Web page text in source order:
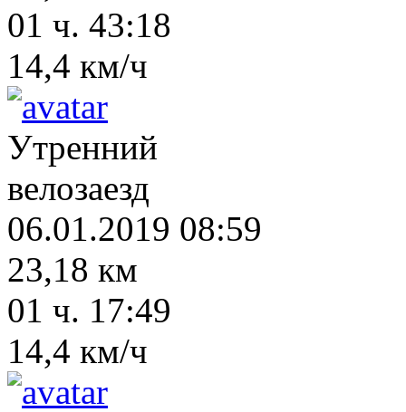
01 ч. 43:18
14,4 км/ч
Утренний
велозаезд
06.01.2019 08:59
23,18 км
01 ч. 17:49
14,4 км/ч